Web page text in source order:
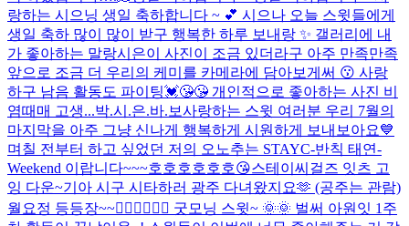
랑하는 시으닝 생일 축하합니다 ~ 💕 시으나 오늘 스윗들에게
생일 축하 많이 많이 받구 행복한 하루 보내랑 ✨ 갤러리에 내
가 좋아하는 말랑시은이 사진이 조금 있더라구 아주 만족만족
앞으로 조금 더 우리의 케미를 카메라에 담아보게써 😗 사랑
하구 남음 활동도 파이팅💓😘😘 개인적으로 좋아하는 사진 비
염때매 고생...박.시.은.바.보사랑하는 스윗 여러분 우리 7월의
마지막을 아주 그냥 신나게 행복하게 시원하게 보내보아요💙
며칠 전부터 하고 싶었던 저의 오노추는 STAYC-반칙 태연-
Weekend 이랍니다~~~호호호호호호😘스테이씨걸즈 잇츠 고
잉 다운~기아 시구 시타하러 광주 다녀왔지요🫶 (공주는 관람)
월요정 등등장~~🧚🏻‍♀️🧚🏻‍♀️ 굿모닝 스윗~ 🌞🌞 벌써 아원잇 1주